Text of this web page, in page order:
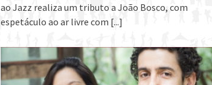
ao Jazz realiza um tributo a João Bosco, com
espetáculo ao ar livre com [...]